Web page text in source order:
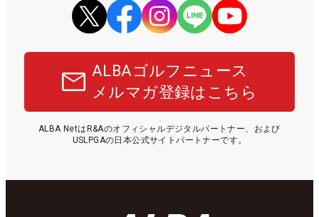
ALBAゴルフニュース
メルマガ登録はこちら
ALBA NetはR&Aのオフィシャルデジタルパートナー、および
USLPGAの日本公式サイトパートナーです。